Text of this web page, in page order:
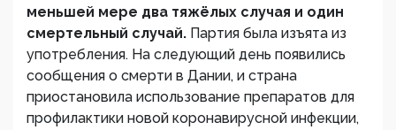
меньшей мере два тяжёлых случая и один
смертельный случай. Партия была изъята из
употребления. На следующий день появились
сообщения о смерти в Дании, и страна
приостановила использование препаратов для
профилактики новой коронавирусной инфекции,